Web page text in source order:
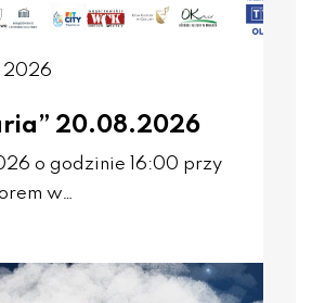
2026
20.08.2026
o godzinie 16:00 przy
w…